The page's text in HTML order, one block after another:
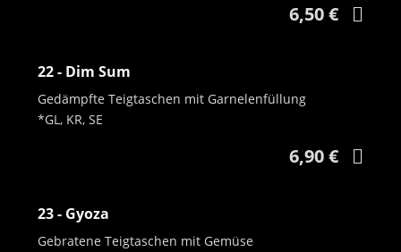
6,50 €
22 - Dim Sum
Gedämpfte Teigtaschen mit Garnelenfüllung
*GL, KR, SE
6,90 €
23 - Gyoza
Gebratene Teigtaschen mit Gemüse